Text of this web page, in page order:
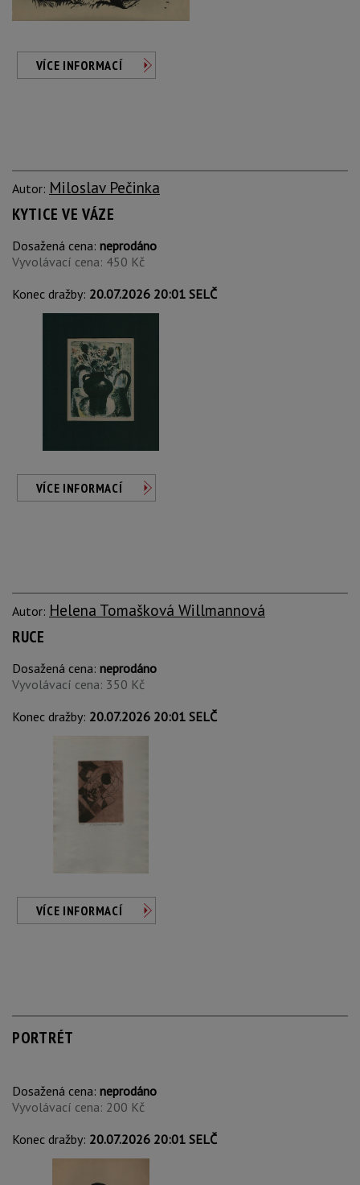
VÍCE INFORMACÍ
Autor: Miloslav Pečinka
KYTICE VE VÁZE
Dosažená cena: neprodáno
Vyvolávací cena: 450 Kč
Konec dražby: 20.07.2026 20:01 SELČ
VÍCE INFORMACÍ
Autor: Helena Tomašková Willmannová
RUCE
Dosažená cena: neprodáno
Vyvolávací cena: 350 Kč
Konec dražby: 20.07.2026 20:01 SELČ
VÍCE INFORMACÍ
PORTRÉT
Dosažená cena: neprodáno
Vyvolávací cena: 200 Kč
Konec dražby: 20.07.2026 20:01 SELČ